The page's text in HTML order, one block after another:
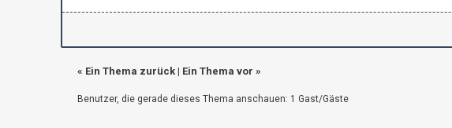
« Ein Thema zurück| Ein Thema vor »
Benutzer, die gerade dieses Thema anschauen: 1 Gast/Gäste